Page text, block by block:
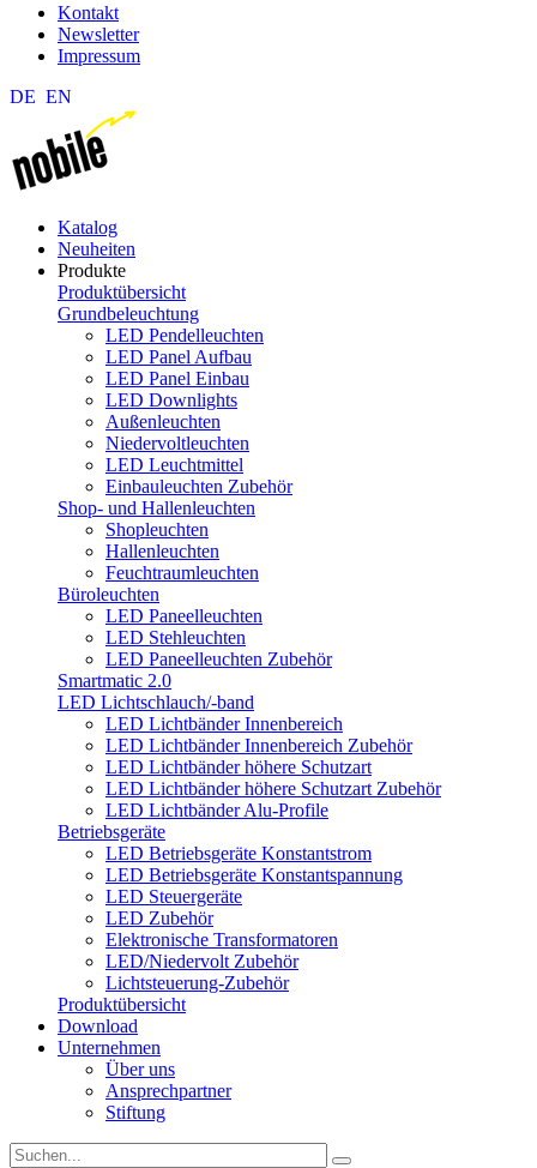
Kontakt
Newsletter
Impressum
DE EN
Katalog
Neuheiten
Produkte
Produktübersicht
Grundbeleuchtung
LED Pendelleuchten
LED Panel Aufbau
LED Panel Einbau
LED Downlights
Außenleuchten
Niedervoltleuchten
LED Leuchtmittel
Einbauleuchten Zubehör
Shop- und Hallenleuchten
Shopleuchten
Hallenleuchten
Feuchtraumleuchten
Büroleuchten
LED Paneelleuchten
LED Stehleuchten
LED Paneelleuchten Zubehör
Smartmatic 2.0
LED Lichtschlauch/-band
LED Lichtbänder Innenbereich
LED Lichtbänder Innenbereich Zubehör
LED Lichtbänder höhere Schutzart
LED Lichtbänder höhere Schutzart Zubehör
LED Lichtbänder Alu-Profile
Betriebsgeräte
LED Betriebsgeräte Konstantstrom
LED Betriebsgeräte Konstantspannung
LED Steuergeräte
LED Zubehör
Elektronische Transformatoren
LED/Niedervolt Zubehör
Lichtsteuerung-Zubehör
Produktübersicht
Download
Unternehmen
Über uns
Ansprechpartner
Stiftung